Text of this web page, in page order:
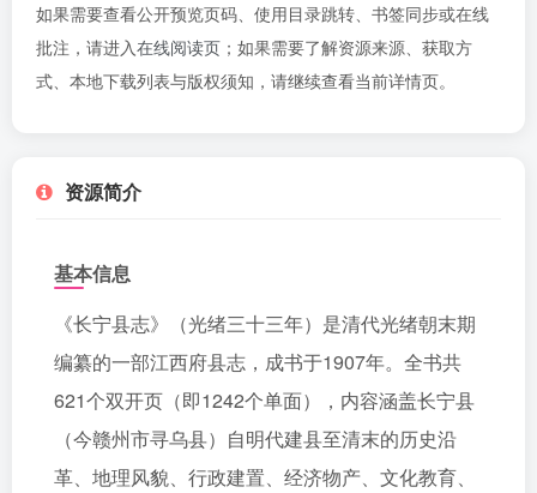
如果需要查看公开预览页码、使用目录跳转、书签同步或在线
批注，请进入在线阅读页 ；如果需要了解资源来源、获取方
式、本地下载列表与版权须知，请继续查看当前详情页。
资源简介
基本信息
《长宁县志》（光绪三十三年）是清代光绪朝末期
编纂的一部江西府县志，成书于1907年。全书共
621个双开页（即1242个单面），内容涵盖长宁县
（今赣州市寻乌县）自明代建县至清末的历史沿
革、地理风貌、行政建置、经济物产、文化教育、